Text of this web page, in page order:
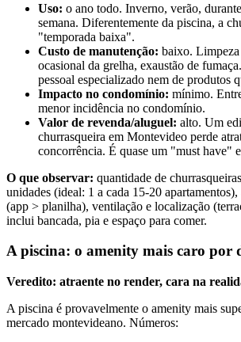
Uso: o ano todo. Inverno, verão,
semana. Diferentemente da piscina, a
"temporada baixa".
Custo de manutenção: baixo. Limpeza
ocasional da grelha, exaustão de
pessoal especializado nem de produtos
Impacto no condomínio: mínimo.
menor incidência no condomínio.
Valor de revenda/aluguel: alto. Um
churrasqueira em Montevideo perde
concorrência. É quase um "must have"
O que observar: quantidade de
unidades (ideal: 1 a cada 15-20 apartamentos),
(app > planilha), ventilação e localização
inclui bancada, pia e espaço para comer.
A piscina: o amenity mais caro por
Veredito: atraente no render, cara na
A piscina é provavelmente o amenity mais
mercado montevideano. Números: